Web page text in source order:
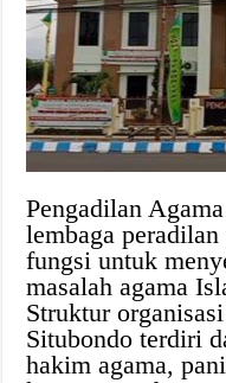
Pengadilan
lembaga
fungsi untuk
masalah agama
Struktur
Situbondo terdiri
hakim agama,